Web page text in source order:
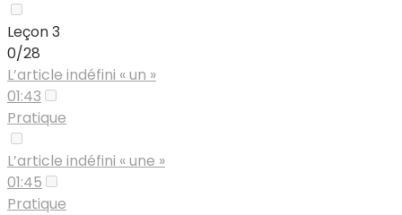
Leçon 3
0/28
L’article indéfini « un »
01:43
Pratique
L’article indéfini « une »
01:45
Pratique